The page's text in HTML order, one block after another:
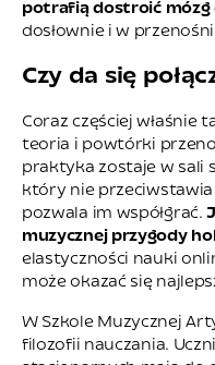
potrafią dostroić mózg
dosłownie i w
Czy da się
Coraz częściej właśnie
teoria i powtórki
praktyka zostaje w sali
który nie
pozwala im współgrać.
muzycznej przygody
elastyczności nauki
może okazać się
W Szkole Muzycznej
filozofii nauczania.